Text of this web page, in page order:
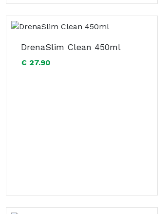
DrenaSlim Clean 450ml
€ 27.90